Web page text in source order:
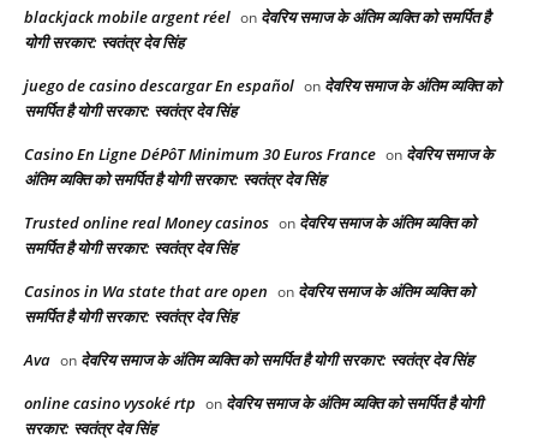
blackjack mobile argent réel on देवरिय समाज के अंतिम व्यक्ति को समर्पित है
योगी सरकार: स्वतंत्र देव सिंह
juego de casino descargar En español on देवरिय समाज के अंतिम व्यक्ति को
समर्पित है योगी सरकार: स्वतंत्र देव सिंह
Casino En Ligne DéPôT Minimum 30 Euros France on देवरिय समाज के
अंतिम व्यक्ति को समर्पित है योगी सरकार: स्वतंत्र देव सिंह
Trusted online real Money casinos on देवरिय समाज के अंतिम व्यक्ति को
समर्पित है योगी सरकार: स्वतंत्र देव सिंह
Casinos in Wa state that are open on देवरिय समाज के अंतिम व्यक्ति को
समर्पित है योगी सरकार: स्वतंत्र देव सिंह
Ava on देवरिय समाज के अंतिम व्यक्ति को समर्पित है योगी सरकार: स्वतंत्र देव सिंह
online casino vysoké rtp on देवरिय समाज के अंतिम व्यक्ति को समर्पित है योगी
सरकार: स्वतंत्र देव सिंह